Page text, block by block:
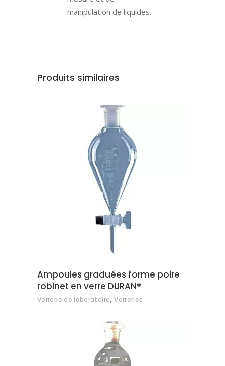
manipulation de liquides.
Produits similaires
AJOUTER AU DEVIS
Ampoules graduées forme poire
robinet en verre DURAN®
Verrerie de laboratoire,Verreries